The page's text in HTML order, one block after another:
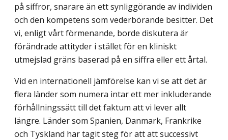
på siffror, snarare än ett synliggörande av individen
och den kompetens som vederbörande besitter. Det
vi, enligt vårt förmenande, borde diskutera är
förändrade attityder i stället för en kliniskt
utmejslad gräns baserad på en siffra eller ett årtal.
Vid en internationell jämförelse kan vi se att det är
flera länder som numera intar ett mer inkluderande
förhållningssätt till det faktum att vi lever allt
längre. Länder som Spanien, Danmark, Frankrike
och Tyskland har tagit steg för att att successivt